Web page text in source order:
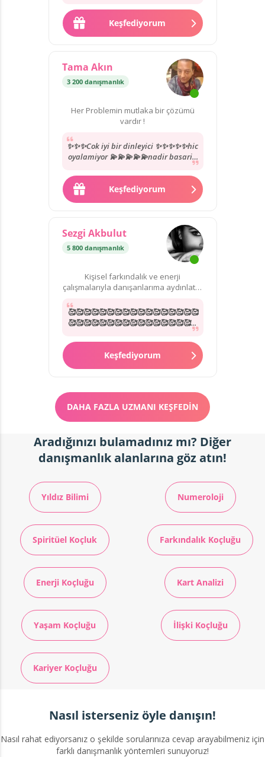
hemen anlayan,...
Keşfediyorum
Tama Akın
3 200 danışmanlık
Her Problemin mutlaka bir çözümü
vardır !
✨✨✨Cok iyi bir dinleyici ✨✨✨✨✨hic
oyalamiyor 💫💫💫💫💫nadir basarili
uzmanlardan yol göstermesi karsi
tarafida anlamasi...
Keşfediyorum
Sezgi Akbulut
5 800 danışmanlık
Kişisel farkındalık ve enerji
çalışmalarıyla danışanlarıma aydınlatıcı
🥰🥰🥰🥰🥰🥰🥰🥰🥰🥰🥰🥰🥰🥰🥰🥰🥰
🥰🥰🥰🥰🥰🥰🥰🥰🥰🥰🥰🥰🥰🥰🥰🥰🥰
🥰🥰🥰🥰🥰🥰🥰🥰🥰🥰🥰🥰🥰🥰🥰🥰🥰
🥰🥰🥰🥰🥰🥰🥰🥰🥰🥰🥰🥰🥰🥰🥰🥰🥰
🥰🥰🥰🥰🥰🥰🥰🥰🥰🥰🥰🥰🥰🥰🥰🥰🥰
🥰🥰🥰🥰🥰🥰🥰🥰🥰🥰🥰🥰🥰🥰🥰🥰🥰
Keşfediyorum
DAHA FAZLA UZMANI KEŞFEDIN
Aradığınızı bulamadınız mı? Diğer
danışmanlık alanlarına göz atın!
Yıldız Bilimi Numeroloji
Spiritüel Koçluk Farkındalık Koçluğu
Enerji Koçluğu Kart Analizi
Yaşam Koçluğu İlişki Koçluğu
Kariyer Koçluğu
Nasıl isterseniz öyle danışın!
Nasıl rahat ediyorsanız o şekilde sorularınıza cevap arayabilmeniz için
farklı danışmanlık yöntemleri sunuyoruz!